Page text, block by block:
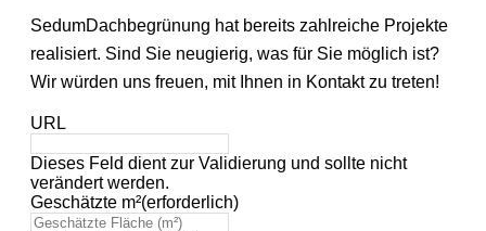
SedumDachbegrünung hat bereits zahlreiche Projekte
realisiert. Sind Sie neugierig, was für Sie möglich ist?
Wir würden uns freuen, mit Ihnen in Kontakt zu treten!
URL
Dieses Feld dient zur Validierung und sollte nicht
verändert werden.
Geschätzte m²(erforderlich)